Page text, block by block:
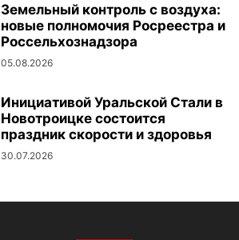
Земельный контроль с воздуха:
новые полномочия Росреестра и
Россельхознадзора
05.08.2026
Инициативой Уральской Стали в
Новотроицке состоится
праздник скорости и здоровья
30.07.2026